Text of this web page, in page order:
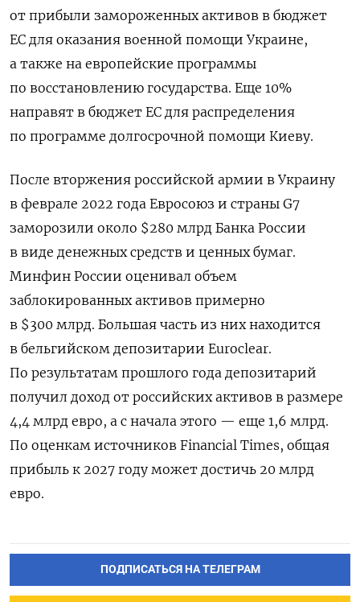
от прибыли замороженных активов в бюджет
ЕС для оказания военной помощи Украине,
а также на европейские программы
по восстановлению государства. Еще 10%
направят в бюджет ЕС для распределения
по программе долгосрочной помощи Киеву.
После вторжения российской армии в Украину
в феврале 2022 года Евросоюз и страны G7
заморозили около $280 млрд Банка России
в виде денежных средств и ценных бумаг.
Минфин России оценивал объем
заблокированных активов примерно
в $300 млрд. Большая часть из них находится
в бельгийском депозитарии Euroclear.
По результатам прошлого года депозитарий
получил доход от российских активов в размере
4,4 млрд евро, а с начала этого — еще 1,6 млрд.
По оценкам источников Financial Times, общая
прибыль к 2027 году может достичь 20 млрд
евро.
ПОДПИСАТЬСЯ НА ТЕЛЕГРАМ